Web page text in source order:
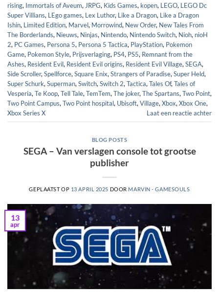
rising, Immortals of Aveum, JRPG, Kids Games, kopen, LEGO, LEGO Dc
Super Villians, LEgo games, Lex Luthor, Like a Dragon, Like a Dragon
Ishin, Limited Edition, Marvel, Morrowind, New Order, New Tales From
The Borderlands, Nieuws, Ninjas, Nintendo, Nintendo Switch, Nioh, nioH
2, PC Games, Persona 5, Persona 5 Tactica, PlayStation, Pokemon
Game, Pokemon Style, Prijsverlaging, PS4, PS5, Remnant from the
Ashes, Resident Evil, Resident Evil origins, Resident Evil Village, SEGA,
Side Scroller, Spellforce, Square Enix, Strangers of Paradise, Super Held,
Super Schurk, Superman, Switch, Switch 2, Tactica, Tales Of, Tales of
Vesperia, Te Koop, Tell Tale, TemTem, The joker, The Spartans, Two Point,
Two Point Campus, Two Point hospital, Ubisoft, Village, Xbox, Xbox One,
Xbox Series X
Laat een reactie achter
BLOG POSTS
SEGA – Van verslagen console tot grootse
publisher
GEPLAATST OP 13 APRIL 2025 DOOR MARVIN - GAMESOULS
13
apr